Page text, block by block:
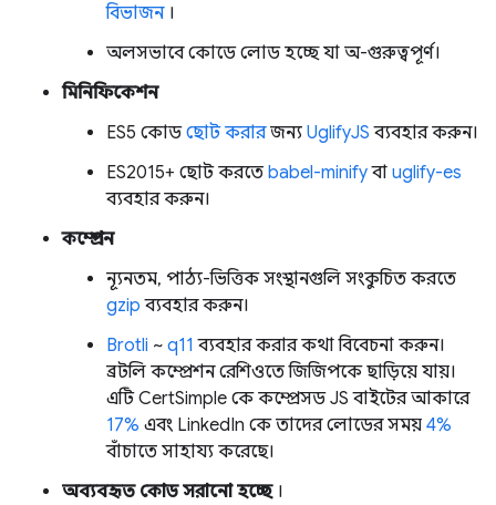
বিভাজন।
অলসভাবে কোডে লোড হচ্ছে যা অ-গুরুত্বপূর্ণ।
মিনিফিকেশন
ES5 কোডছোট করারজন্য UglifyJS ব্যবহার করুন।
ES2015+ ছোট করতে babel-minifyবা uglify-es
ব্যবহার করুন।
কম্প্রেশন
ন্যূনতম, পাঠ্য-ভিত্তিক সংস্থানগুলি সংকুচিত করতে
gzip ব্যবহার করুন।
Brotli ~ q11 ব্যবহার করার কথা বিবেচনা করুন।
ব্রটলি কম্প্রেশন রেশিওতে জিজিপকে ছাড়িয়ে যায়।
এটি CertSimple কে কম্প্রেসড JS বাইটের আকারে
17% এবং LinkedIn কে তাদের লোডের সময় 4%
বাঁচাতে সাহায্য করেছে।
অব্যবহৃত কোড সরানো হচ্ছে।